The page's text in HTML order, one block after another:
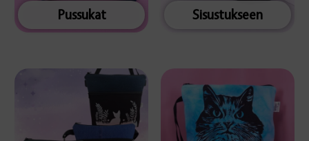
Pussukat Sisustukseen